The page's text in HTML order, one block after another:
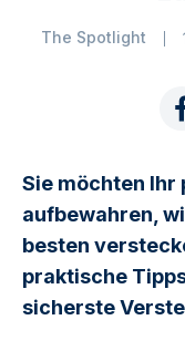
The Spotlight
Sie möchten Ihr
aufbewahren,
besten
praktische
sicherste